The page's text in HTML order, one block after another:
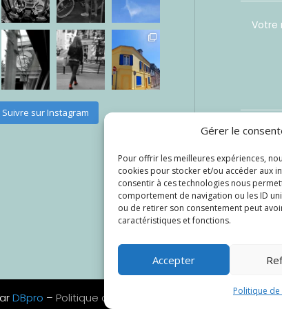
Gérer le
Pour offrir les meilleures expériences,
cookies pour stocker et/ou accéder aux
consentir à ces technologies nous
comportement de navigation ou les ID
ou de retirer son consentement peut
caractéristiques et fonctions.
Accepter
Politique
Suivre sur Instagram
11
DBpro – Politique de confidentialité